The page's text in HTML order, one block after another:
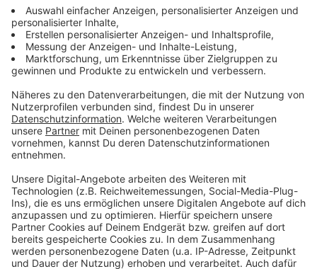
Wie esst ihr euren Döner am liebsten und würdet ihr
den Wagyo Döner auch einmal ausprobieren wollen?
Anzeige
©RBRS/ Karin Krubeck
Anzeige
Anzeige